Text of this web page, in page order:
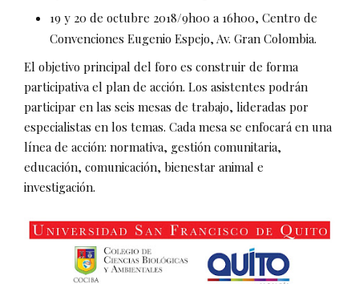
19 y 20 de octubre 2018/9h00 a 16h00, Centro de
Convenciones Eugenio Espejo, Av. Gran Colombia.
El objetivo principal del foro es construir de forma
participativa el plan de acción. Los asistentes podrán
participar en las seis mesas de trabajo, lideradas por
especialistas en los temas. Cada mesa se enfocará en una
línea de acción: normativa, gestión comunitaria,
educación, comunicación, bienestar animal e
investigación.